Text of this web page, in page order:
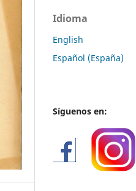
Idioma
English
Español (España)
Síguenos en: